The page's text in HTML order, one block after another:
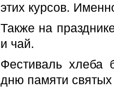
этих курсов.
Также на
и чай.
Фестиваль хлеба
дню памяти